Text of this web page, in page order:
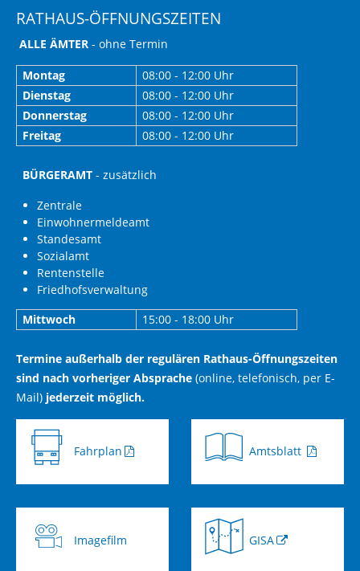
RATHAUS-ÖFFNUNGSZEITEN
ALLE ÄMTER - ohne Termin
Montag
08:00 - 12:00 Uhr
Dienstag
08:00 - 12:00 Uhr
Donnerstag
08:00 - 12:00 Uhr
Freitag
08:00 - 12:00 Uhr
BÜRGERAMT - zusätzlich
Zentrale
Einwohnermeldeamt
Standesamt
Sozialamt
Rentenstelle
Friedhofsverwaltung
Mittwoch
15:00 - 18:00 Uhr
Termine außerhalb der regulären Rathaus-Öffnungszeiten
sind nach vorheriger Absprache (online, telefonisch, per E-
Mail) jederzeit möglich.
Fahrplan
Imagefilm
Amtsblatt
GISA